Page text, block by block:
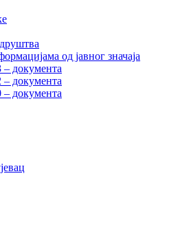
од јавног значаја
документа
документа
документа